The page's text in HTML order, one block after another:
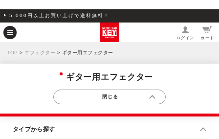
5,000円以上お買い上げで送料無料！
ログイン カート
TOP > エフェクター > ギター用エフェクター
ギター用エフェクター
タイプから探す